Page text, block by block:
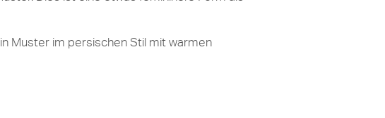
Muster im persischen Stil mit warmen